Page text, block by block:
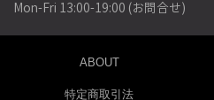
Mon-Fri 13:00-19:00 (お問合せ)
ABOUT
特定商取引法